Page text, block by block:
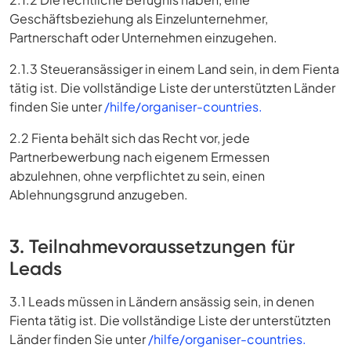
Geschäftsbeziehung als Einzelunternehmer,
Partnerschaft oder Unternehmen einzugehen.
2.1.3 Steueransässiger in einem Land sein, in dem Fienta
tätig ist. Die vollständige Liste der unterstützten Länder
finden Sie unter/hilfe/organiser-countries.
2.2 Fienta behält sich das Recht vor, jede
Partnerbewerbung nach eigenem Ermessen
abzulehnen, ohne verpflichtet zu sein, einen
Ablehnungsgrund anzugeben.
3. Teilnahmevoraussetzungen für
Leads
3.1 Leads müssen in Ländern ansässig sein, in denen
Fienta tätig ist. Die vollständige Liste der unterstützten
Länder finden Sie unter/hilfe/organiser-countries.